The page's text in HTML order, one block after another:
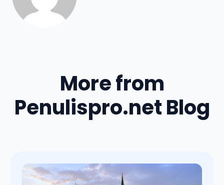
More from
Penulispro.net Blog